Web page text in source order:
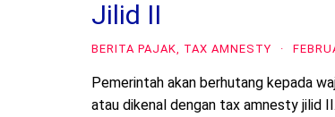
Jilid II
BERITA PAJAK TAX AMNESTY ·
Pemerintah akan berhutang kepada
atau dikenal dengan tax amnesty jilid